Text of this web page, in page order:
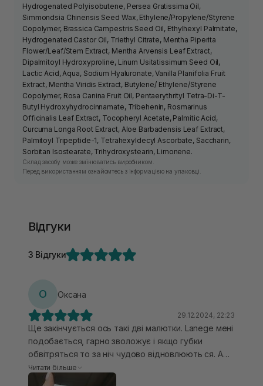
Hydrogenated Polyisobutene, Persea Gratissima Oil,
Simmondsia Chinensis Seed Wax, Ethylene/Propylene/Styrene
Copolymer, Brassica Campestris Seed Oil, Ethylhexyl Palmitate,
Hydrogenated Castor Oil, Triethyl Citrate, Mentha Piperita
Flower/Leaf/Stem Extract, Mentha Arvensis Leaf Extract,
Dipalmitoyl Hydroxyproline, Linum Usitatissimum Seed Oil,
Lactic Acid, Aqua, Sodium Hyaluronate, Vanilla Planifolia Fruit
Extract, Mentha Viridis Extract, Butylene/ Ethylene/Styrene
Copolymer, Rosa Canina Fruit Oil, Pentaerythrityl Tetra-Di-T-
Butyl Hydroxyhydrocinnamate, Tribehenin, Rosmarinus
Officinalis Leaf Extract, Tocopheryl Acetate, Palmitic Acid,
Curcuma Longa Root Extract, Aloe Barbadensis Leaf Extract,
Palmitoyl Tripeptide-1, Tetrahexyldecyl Ascorbate, Saccharin,
Sorbitan Isostearate, Trihydroxystearin, Limonene.
Склад засобу може змінюватись виробником.
Перед використанням ознайомтесь з інформацією на упаковці.
Відгуки
3 Відгуки
О Оксана
29.12.2024, 22:23
Ще закінчується ось такі дві малютки. Lanege мені
подобається, гарно зволожує і якщо губки
обвітряться то за ніч чудово відновлюють ся. А
от про Circadia просто взахваті🔥🔥🔥 Circadia
рідшої консистенції. Після нанесення надає
Читати більше